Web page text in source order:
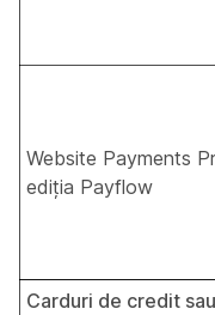
Website Payments
ediția Payflow
Carduri de credit